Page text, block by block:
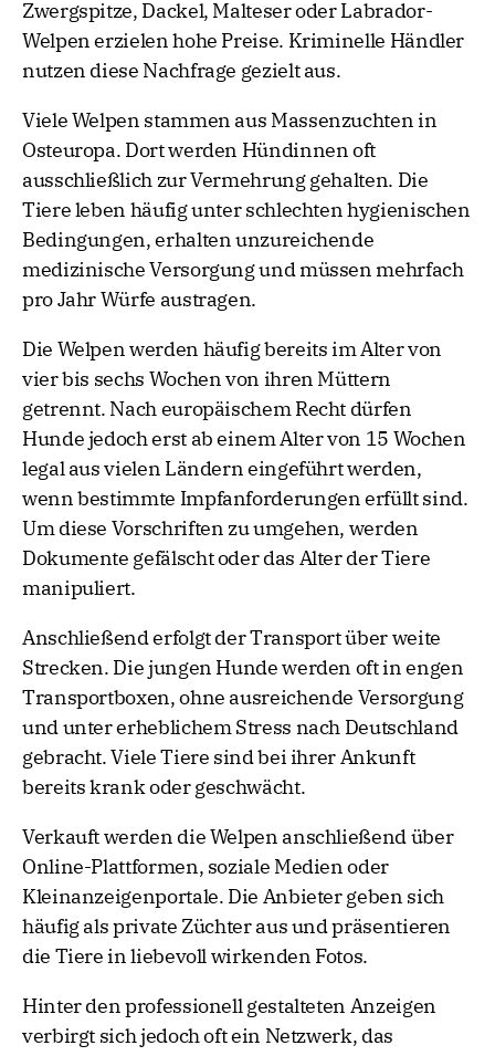
Zwergspitze, Dackel, Malteser oder Labrador-
Welpen erzielen hohe Preise. Kriminelle Händler
nutzen diese Nachfrage gezielt aus.
Viele Welpen stammen aus Massenzuchten in
Osteuropa. Dort werden Hündinnen oft
ausschließlich zur Vermehrung gehalten. Die
Tiere leben häufig unter schlechten hygienischen
Bedingungen, erhalten unzureichende
medizinische Versorgung und müssen mehrfach
pro Jahr Würfe austragen.
Die Welpen werden häufig bereits im Alter von
vier bis sechs Wochen von ihren Müttern
getrennt. Nach europäischem Recht dürfen
Hunde jedoch erst ab einem Alter von 15 Wochen
legal aus vielen Ländern eingeführt werden,
wenn bestimmte Impfanforderungen erfüllt sind.
Um diese Vorschriften zu umgehen, werden
Dokumente gefälscht oder das Alter der Tiere
manipuliert.
Anschließend erfolgt der Transport über weite
Strecken. Die jungen Hunde werden oft in engen
Transportboxen, ohne ausreichende Versorgung
und unter erheblichem Stress nach Deutschland
gebracht. Viele Tiere sind bei ihrer Ankunft
bereits krank oder geschwächt.
Verkauft werden die Welpen anschließend über
Online-Plattformen, soziale Medien oder
Kleinanzeigenportale. Die Anbieter geben sich
häufig als private Züchter aus und präsentieren
die Tiere in liebevoll wirkenden Fotos.
Hinter den professionell gestalteten Anzeigen
verbirgt sich jedoch oft ein Netzwerk, das